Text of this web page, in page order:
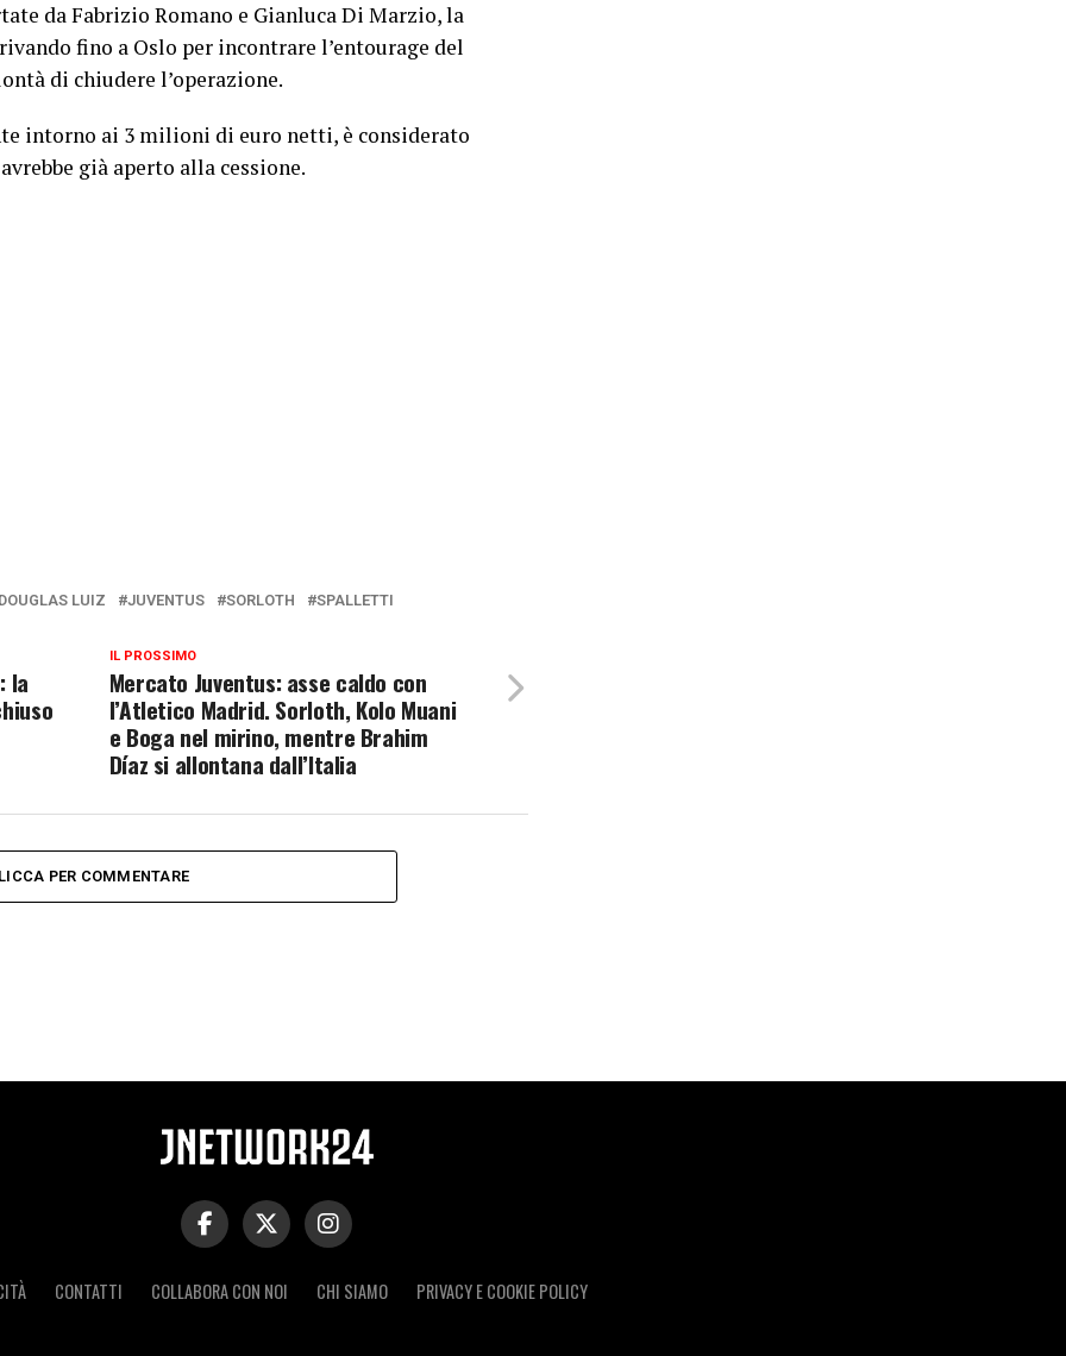
da Fabrizio Romano e Gianluca Di Marzio, la
fino a Oslo per incontrare l’entourage del
di chiudere l’operazione.
intorno ai 3 milioni di euro netti, è considerato
già aperto alla cessione.
LUIZ JUVENTUS SORLOTH SPALLETTI
IL PROSSIMO
Mercato Juventus: asse caldo con
l’Atletico Madrid. Sorloth, Kolo Muani
e Boga nel mirino, mentre Brahim
Díaz si allontana dall’Italia
la
PER COMMENTARE
CONTATTI COLLABORA CON NOI CHI SIAMO PRIVACY E COOKIE POLICY